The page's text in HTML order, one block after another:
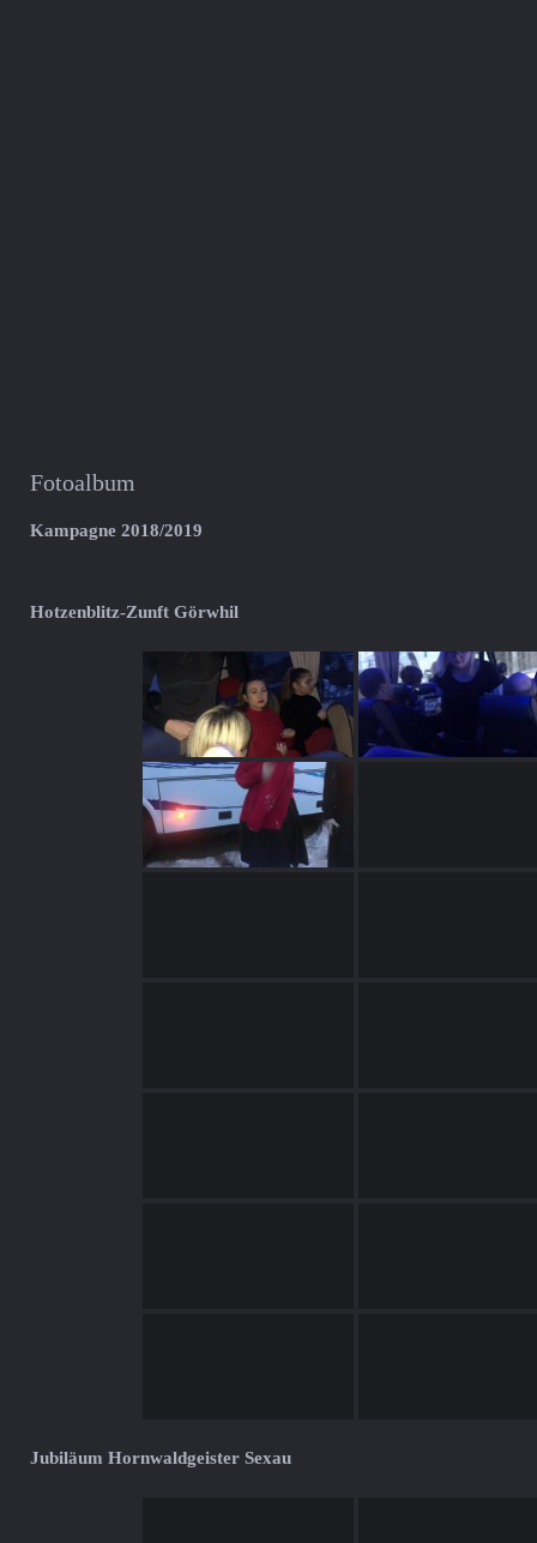
Fotoalbum
Kampagne 2018/2019
Hotzenblitz-Zunft Görwhil
Jubiläum Hornwaldgeister Sexau